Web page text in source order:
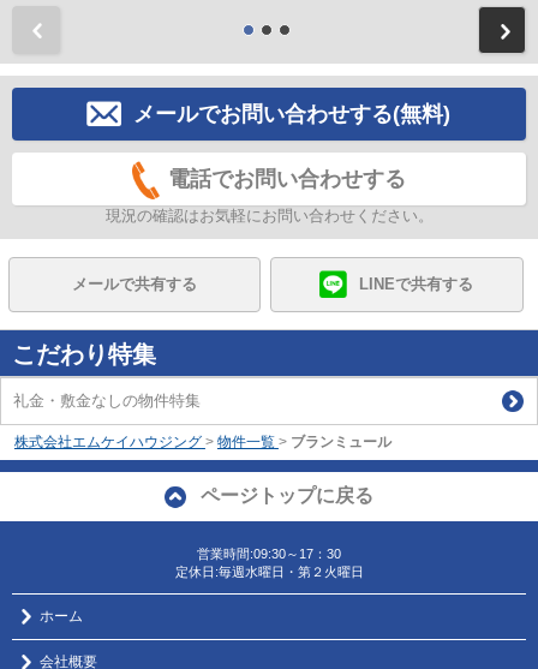
メールでお問い合わせする(無料)
電話でお問い合わせする
現況の確認はお気軽にお問い合わせください。
メールで共有する LINEで共有する
こだわり特集
礼金・敷金なしの物件特集
株式会社エムケイハウジング > 物件一覧 > ブランミュール
ページトップに戻る
営業時間:09:30～17：30
定休日:毎週水曜日・第２火曜日
ホーム
会社概要